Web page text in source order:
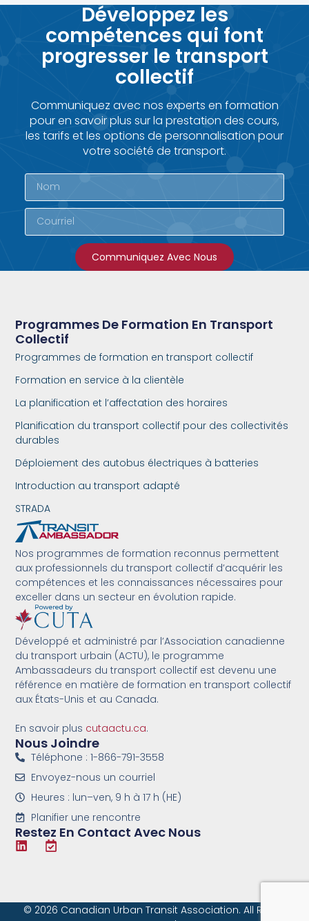
Développez les
compétences qui font
progresser le transport
collectif
Communiquez avec nos experts en formation
pour en savoir plus sur la prestation des cours,
les tarifs et les options de personnalisation pour
votre société de transport.
Communiquez Avec Nous
Nos programmes de formation reconnus permettent
aux professionnels du transport collectif d’acquérir les
compétences et les connaissances nécessaires pour
exceller dans un secteur en évolution rapide.
Développé et administré par l’Association canadienne
du transport urbain (ACTU), le programme
Ambassadeurs du transport collectif est devenu une
référence en matière de formation en transport collectif
aux États-Unis et au Canada.
En savoir plus cutaactu.ca.
Programmes De Formation En Transport
Collectif
Programmes de formation en transport collectif
Formation en service à la clientèle
La planification et l’affectation des horaires
Planification du transport collectif pour des collectivités
durables
Déploiement des autobus électriques à batteries
Introduction au transport adapté
STRADA
Nous Joindre
Téléphone : 1-866-791-3558
Envoyez-nous un courriel
Heures : lun–ven, 9 h à 17 h (HE)
Planifier une rencontre
Restez En Contact Avec Nous
© 2026 Canadian Urban Transit Association. All Rights